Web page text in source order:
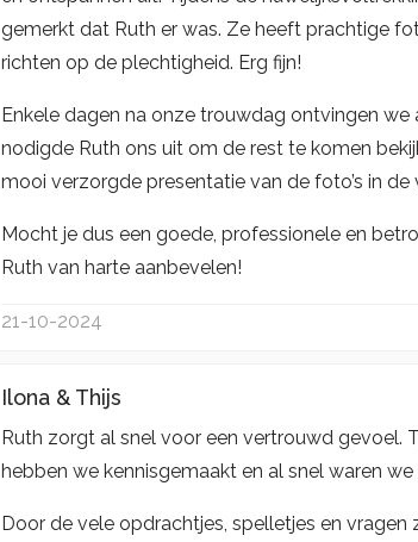
gemerkt dat Ruth er was. Ze heeft prachtige
richten op de plechtigheid. Erg fijn!
Enkele dagen na onze trouwdag ontvingen we
nodigde Ruth ons uit om de rest te komen
mooi verzorgde presentatie van de foto’s in de
Mocht je dus een goede, professionele en
Ruth van harte aanbevelen!
21-10-2024
Ilona & Thijs
Ruth zorgt al snel voor een vertrouwd
hebben we kennisgemaakt en al snel waren
Door de vele opdrachtjes, spelletjes en vragen